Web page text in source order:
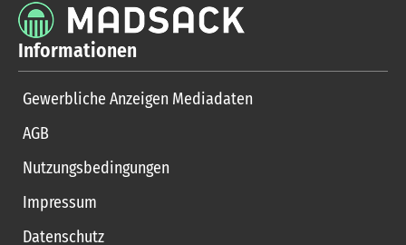
Informationen
Gewerbliche Anzeigen Mediadaten
AGB
Nutzungsbedingungen
Impressum
Datenschutz